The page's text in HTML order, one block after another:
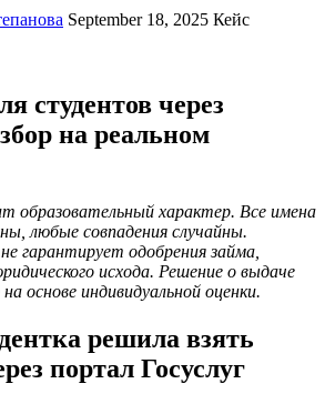
September 18, 2025 Кейс
студентов через
на реальном
образовательный характер. Все имена
любые совпадения случайны.
гарантирует одобрения займа,
исхода. Решение о выдаче
основе индивидуальной оценки.
решила взять
портал Госуслуг